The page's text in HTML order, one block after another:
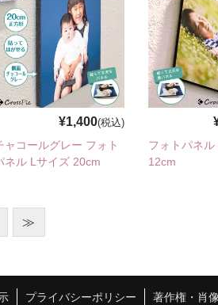
¥1,400(税込)
ャコールグレー フォト
ネル Lサイズ 20cm
フォトパネル
12cm
≫
プライバシーポリシー 著作権・肖